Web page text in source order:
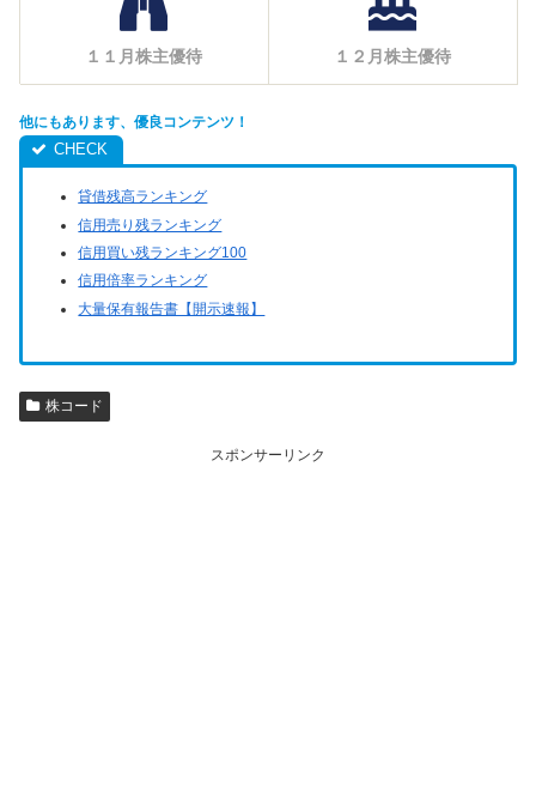
１１月株主優待 １２月株主優待
他にもあります、優良コンテンツ！
貸借残高ランキング
信用売り残ランキング
信用買い残ランキング100
信用倍率ランキング
大量保有報告書【開示速報】
株コード
スポンサーリンク